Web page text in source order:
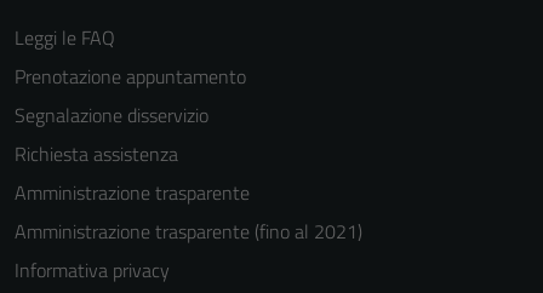
Leggi le FAQ
Prenotazione appuntamento
Segnalazione disservizio
Richiesta assistenza
Amministrazione trasparente
Amministrazione trasparente (fino al 2021)
Informativa privacy